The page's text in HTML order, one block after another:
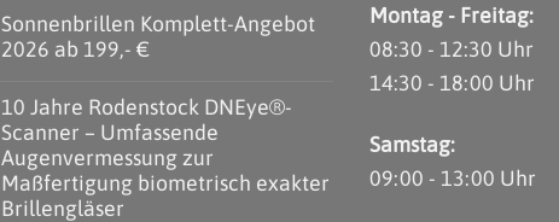
Sonnenbrillen Komplett-Angebot
2026 ab 199,- €
10 Jahre Rodenstock DNEye®-
Scanner – Umfassende
Augenvermessung zur
Maßfertigung biometrisch exakter
Brillengläser
Montag - Freitag:
08:30 - 12:30 Uhr
14:30 - 18:00 Uhr
Samstag:
09:00 - 13:00 Uhr